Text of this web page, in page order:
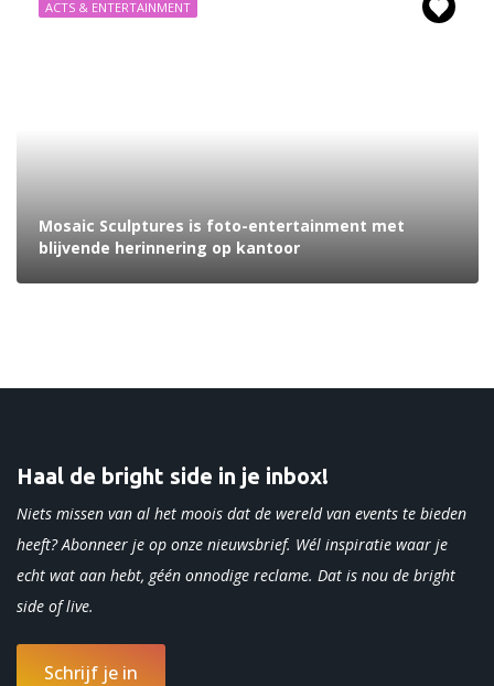
ACTS & ENTERTAINMENT
Mosaic Sculptures is foto-entertainment met
blijvende herinnering op kantoor
Haal de bright side in je inbox!
Niets missen van al het moois dat de wereld van events te bieden
heeft? Abonneer je op onze nieuwsbrief. Wél inspiratie waar je
echt wat aan hebt, géén onnodige reclame. Dat is nou de bright
side oflive.
Schrijf je in